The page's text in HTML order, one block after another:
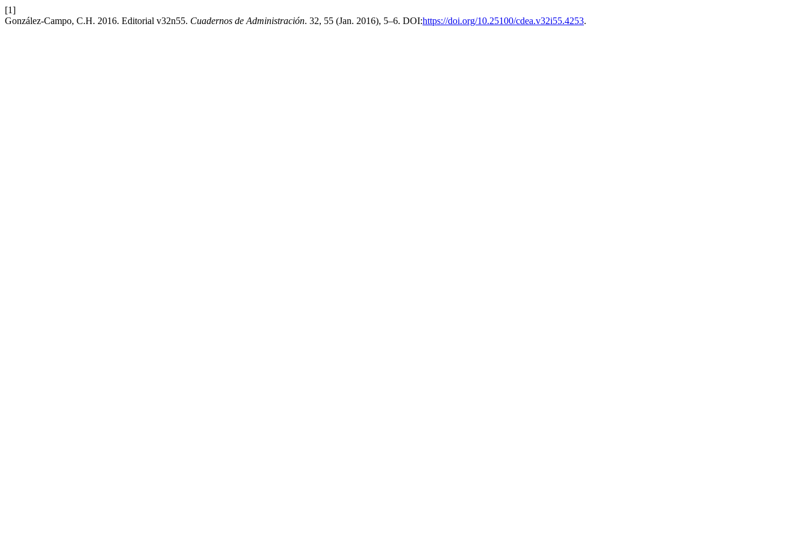
[1]
González-Campo, C.H. 2016. Editorial v32n55. Cuadernos de Administración. 32, 55 (Jan. 2016), 5–6. DOI:https://doi.org/10.25100/cdea.v32i55.4253.